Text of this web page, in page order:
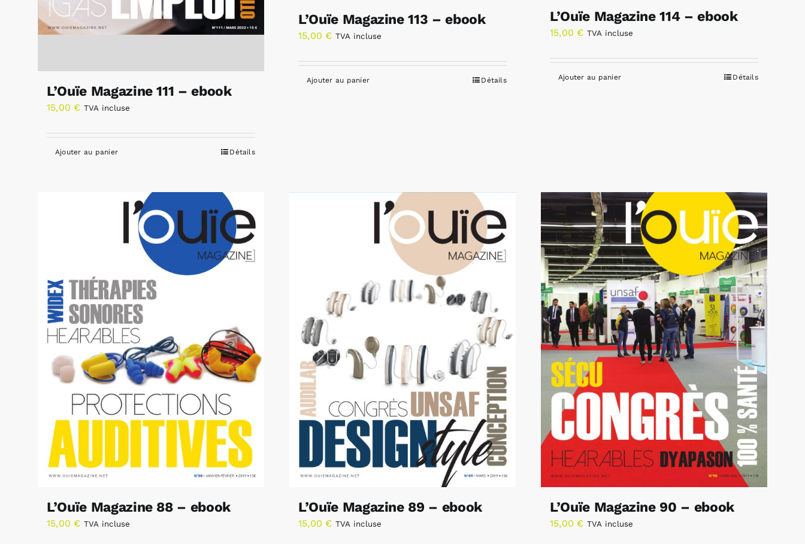
L’Ouïe Magazine 111 – ebook
15,00 € TVA incluse
Ajouter au panier Détails
L’Ouïe Magazine 113 – ebook
15,00 € TVA incluse
Ajouter au panier Détails
L’Ouïe Magazine 114 – ebook
15,00 € TVA incluse
Ajouter au panier Détails
L’Ouïe Magazine 88 – ebook
15,00 € TVA incluse
L’Ouïe Magazine 89 – ebook
15,00 € TVA incluse
L’Ouïe Magazine 90 – ebook
15,00 € TVA incluse